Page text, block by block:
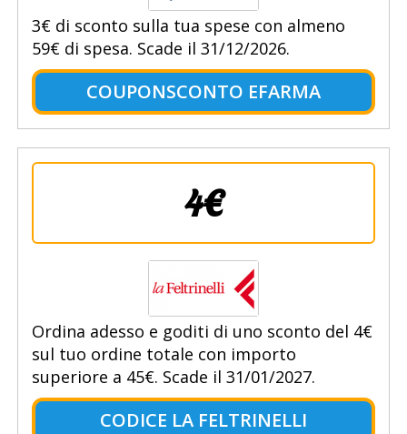
3€ di sconto sulla tua spese con almeno
59€ di spesa. Scade il 31/12/2026.
COUPONSCONTO EFARMA
4€
Ordina adesso e goditi di uno sconto del 4€
sul tuo ordine totale con importo
superiore a 45€. Scade il 31/01/2027.
CODICE LA FELTRINELLI